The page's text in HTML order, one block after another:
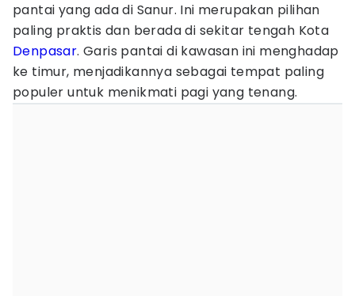
pantai yang ada di Sanur. Ini merupakan pilihan
paling praktis dan berada di sekitar tengah Kota
Denpasar. Garis pantai di kawasan ini menghadap
ke timur, menjadikannya sebagai tempat paling
populer untuk menikmati pagi yang tenang.